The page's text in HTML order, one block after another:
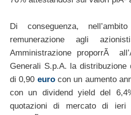
Di conseguenza,
remunerazione agli
Amministrazione proporrÃ
Generali S.p.A. la distribuzione
di 0,90 eurocon un aumento
con un dividend yield del
quotazioni di mercato di